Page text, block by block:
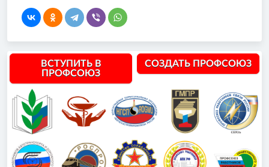
ВСТУПИТЬ В
ПРОФСОЮЗ
СОЗДАТЬ ПРОФСОЮЗ